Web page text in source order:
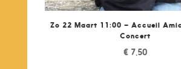
Zo 22 Maart 11:00 – Accueil
Concert
€ 7,50